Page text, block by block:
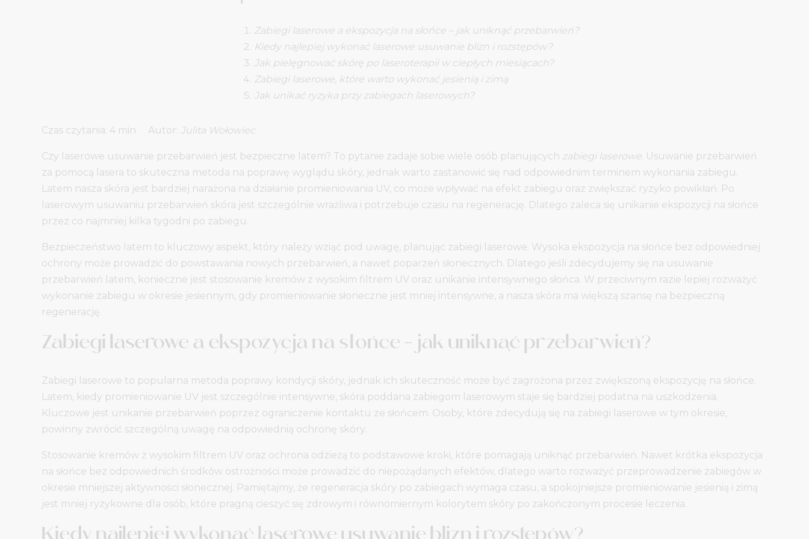
Zabiegi laserowe a ekspozycja na słońce – jak uniknąć przebarwień?
Kiedy najlepiej wykonać laserowe usuwanie blizn i rozstępów?
Jak pielęgnować skórę po laseroterapii w ciepłych miesiącach?
Zabiegi laserowe, które warto wykonać jesienią i zimą
Jak unikać ryzyka przy zabiegach laserowych?
Autor: Julita Wołowiec
Czy laserowe usuwanie przebarwień jest bezpieczne latem? To pytanie zadaje sobie wiele osób planujących zabiegi laserowe. Usuwanie przebarwień
za pomocą lasera to skuteczna metoda na poprawę wyglądu skóry, jednak warto zastanowić się nad odpowiednim terminem wykonania zabiegu.
Latem nasza skóra jest bardziej narażona na działanie promieniowania UV, co może wpływać na efekt zabiegu oraz zwiększać ryzyko powikłań. Po
laserowym usuwaniu przebarwień skóra jest szczególnie wrażliwa i potrzebuje czasu na regenerację. Dlatego zaleca się unikanie ekspozycji na słońce
przez co najmniej kilka tygodni po zabiegu.
Bezpieczeństwo latem to kluczowy aspekt, który należy wziąć pod uwagę, planując zabiegi laserowe. Wysoka ekspozycja na słońce bez odpowiedniej
ochrony może prowadzić do powstawania nowych przebarwień, a nawet poparzeń słonecznych. Dlatego jeśli zdecydujemy się na usuwanie
przebarwień latem, konieczne jest stosowanie kremów z wysokim filtrem UV oraz unikanie intensywnego słońca. W przeciwnym razie lepiej rozważyć
wykonanie zabiegu w okresie jesiennym, gdy promieniowanie słoneczne jest mniej intensywne, a nasza skóra ma większą szansę na bezpieczną
regenerację.
Zabiegi laserowe a ekspozycja na słońce – jak uniknąć przebarwień?
Zabiegi laserowe to popularna metoda poprawy kondycji skóry, jednak ich skuteczność może być zagrożona przez zwiększoną ekspozycję na słońce.
Latem, kiedy promieniowanie UV jest szczególnie intensywne, skóra poddana zabiegom laserowym staje się bardziej podatna na uszkodzenia.
Kluczowe jest unikanie przebarwień poprzez ograniczenie kontaktu ze słońcem. Osoby, które zdecydują się na zabiegi laserowe w tym okresie,
powinny zwrócić szczególną uwagę na odpowiednią ochronę skóry.
Stosowanie kremów z wysokim filtrem UV oraz ochrona odzieżą to podstawowe kroki, które pomagają uniknąć przebarwień. Nawet krótka ekspozycja
na słońce bez odpowiednich środków ostrożności może prowadzić do niepożądanych efektów, dlatego warto rozważyć przeprowadzenie zabiegów w
okresie mniejszej aktywności słonecznej. Pamiętajmy, że regeneracja skóry po zabiegach wymaga czasu, a spokojniejsze promieniowanie jesienią i zimą
jest mniej ryzykowne dla osób, które pragną cieszyć się zdrowym i równomiernym kolorytem skóry po zakończonym procesie leczenia.
Kiedy najlepiej wykonać laserowe usuwanie blizn i rozstępów?